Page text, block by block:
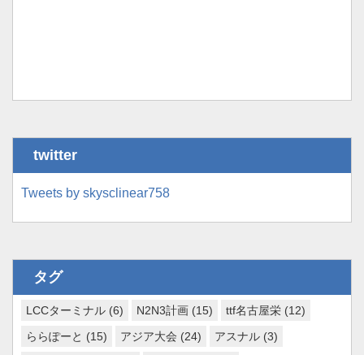
twitter
Tweets by skysclinear758
タグ
LCCターミナル (6) N2N3計画 (15) ttf名古屋栄 (12)
ららぽーと (15) アジア大会 (24) アスナル (3)